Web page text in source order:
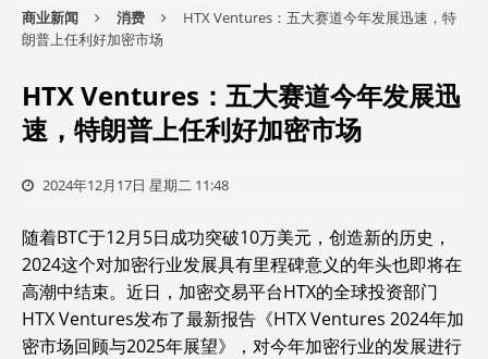
商业新闻 消费
HTX Ventures：五大赛道今年发展迅速，特
朗普上任利好加密市场
HTX Ventures：五大赛道今年发展迅
速，特朗普上任利好加密市场
2024年12月17日 星期二 11:48
随着BTC于12月5日成功突破10万美元，创造新的历史，
2024这个对加密行业发展具有里程碑意义的年头也即将在
高潮中结束。近日，加密交易平台HTX的全球投资部门
HTX Ventures发布了最新报告《HTX Ventures 2024年加
密市场回顾与2025年展望》，对今年加密行业的发展进行